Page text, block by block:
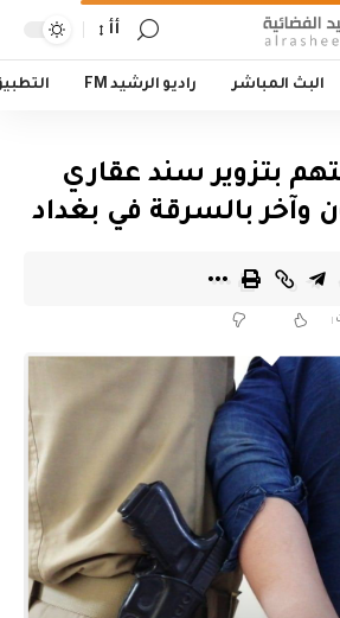
أأ
البث المباشر راديو الرشيد FM
بتزوير سند عقاري